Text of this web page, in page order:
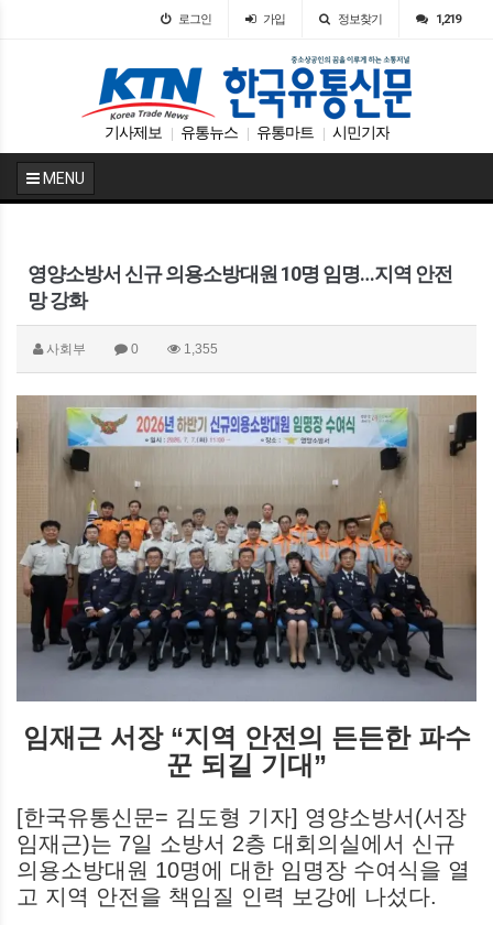
로그인 가입 정보찾기 1,219
기사제보 유통뉴스 유통마트 시민기자
MENU
영양소방서 신규 의용소방대원 10명 임명…지역 안전
망 강화
사회부 0 1,355
임재근 서장 “지역 안전의 든든한 파수
꾼 되길 기대”
[한국유통신문= 김도형 기자] 영양소방서(서장
임재근)는 7일 소방서 2층 대회의실에서 신규
의용소방대원 10명에 대한 임명장 수여식을 열
고 지역 안전을 책임질 인력 보강에 나섰다.